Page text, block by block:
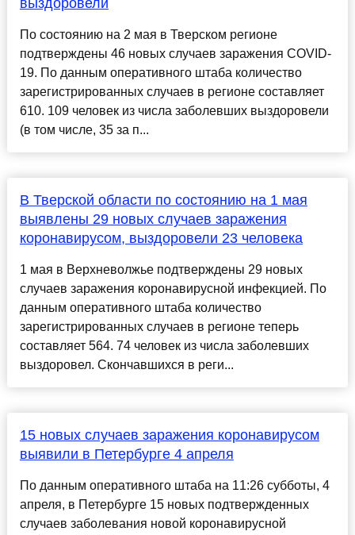
выздоровели
По состоянию на 2 мая в Тверском регионе
подтверждены 46 новых случаев заражения COVID-
19. По данным оперативного штаба количество
зарегистрированных случаев в регионе составляет
610. 109 человек из числа заболевших выздоровели
(в том числе, 35 за п...
В Тверской области по состоянию на 1 мая
выявлены 29 новых случаев заражения
коронавирусом, выздоровели 23 человека
1 мая в Верхневолжье подтверждены 29 новых
случаев заражения коронавирусной инфекцией. По
данным оперативного штаба количество
зарегистрированных случаев в регионе теперь
составляет 564. 74 человек из числа заболевших
выздоровел. Скончавшихся в реги...
15 новых случаев заражения коронавирусом
выявили в Петербурге 4 апреля
По данным оперативного штаба на 11:26 субботы, 4
апреля, в Петербурге 15 новых подтвержденных
случаев заболевания новой коронавирусной